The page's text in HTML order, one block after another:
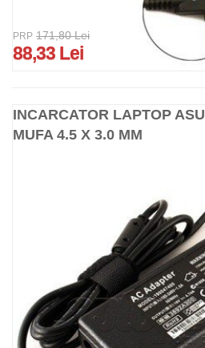
PRP 171,80 Lei
88,33 Lei
INCARCATOR LAPTOP
MUFA 4.5 X 3.0 MM